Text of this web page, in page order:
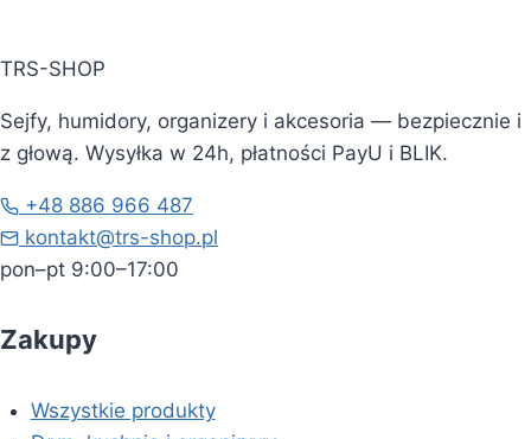
TRS-SHOP
Sejfy, humidory, organizery i akcesoria — bezpiecznie i
z głową. Wysyłka w 24h, płatności PayU i BLIK.
+48 886 966 487
kontakt@trs-shop.pl
pon–pt 9:00–17:00
Zakupy
Wszystkie produkty